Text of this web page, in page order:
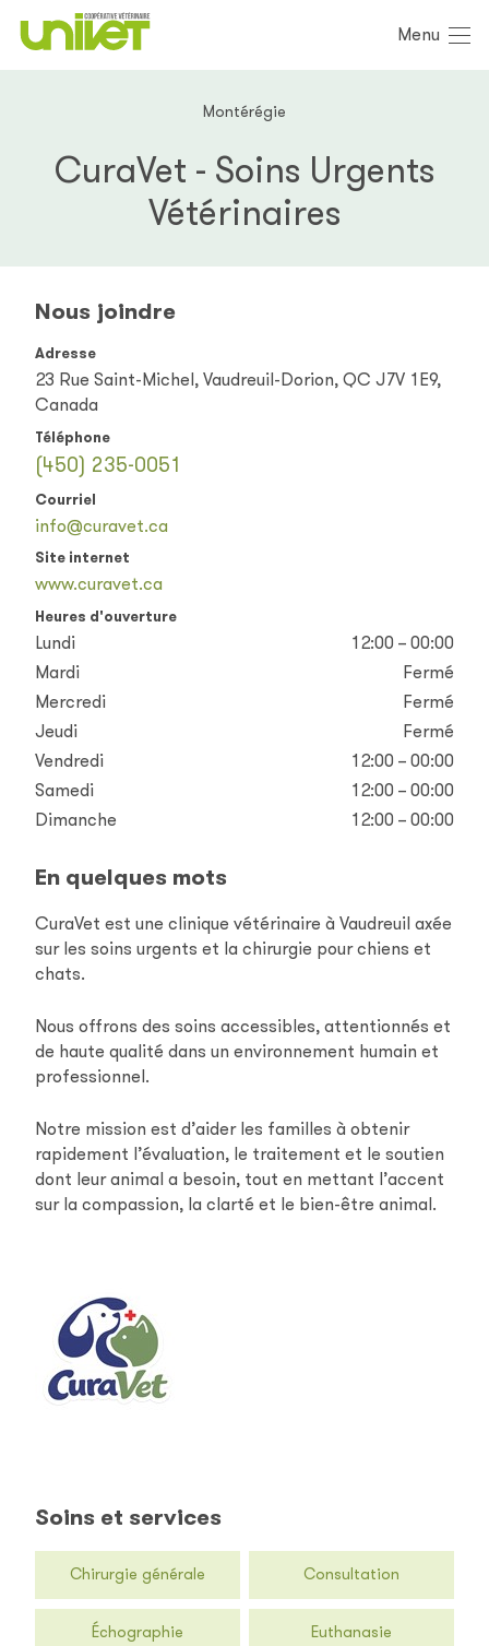
Menu
Montérégie
CuraVet - Soins Urgents
Vétérinaires
Nous joindre
Adresse
23 Rue Saint-Michel, Vaudreuil-Dorion, QC J7V 1E9,
Canada
Téléphone
(450) 235-0051
Courriel
info@curavet.ca
Site internet
www.curavet.ca
Heures d'ouverture
Lundi
12:00 – 00:00
Mardi
Fermé
Mercredi
Fermé
Jeudi
Fermé
Vendredi
12:00 – 00:00
Samedi
12:00 – 00:00
Dimanche
12:00 – 00:00
En quelques mots
CuraVet est une clinique vétérinaire à Vaudreuil axée
sur les soins urgents et la chirurgie pour chiens et
chats.
Nous offrons des soins accessibles, attentionnés et
de haute qualité dans un environnement humain et
professionnel.
Notre mission est d’aider les familles à obtenir
rapidement l’évaluation, le traitement et le soutien
dont leur animal a besoin, tout en mettant l’accent
sur la compassion, la clarté et le bien-être animal.
Soins et services
Chirurgie générale Consultation
Échographie Euthanasie